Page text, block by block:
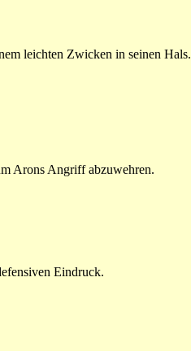
leichten Zwicken in seinen Hals.
Arons Angriff abzuwehren.
Eindruck.